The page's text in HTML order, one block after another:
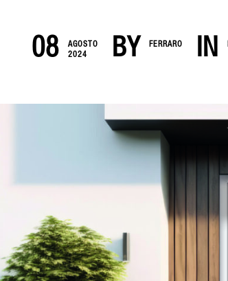
08
AGOSTO
2024
BY FERRARO IN